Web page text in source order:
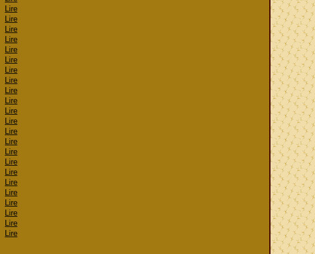
Lire
Lire
Lire
Lire
Lire
Lire
Lire
Lire
Lire
Lire
Lire
Lire
Lire
Lire
Lire
Lire
Lire
Lire
Lire
Lire
Lire
Lire
Lire